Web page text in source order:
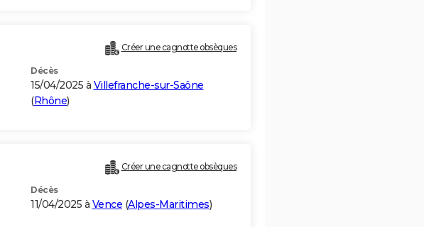
Créer une cagnotte obsèques
Décès
15/04/2025 à Villefranche-sur-Saône
(Rhône)
Créer une cagnotte obsèques
Décès
11/04/2025 à Vence (Alpes-Maritimes)